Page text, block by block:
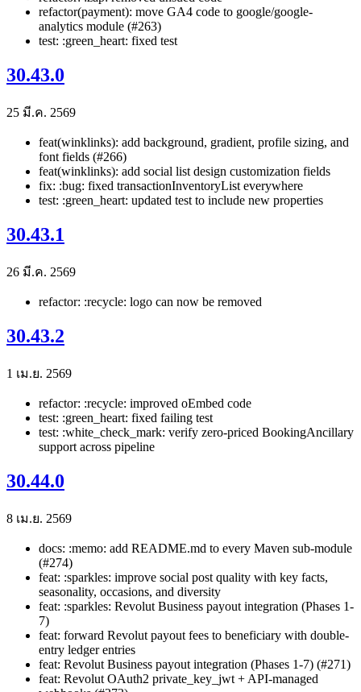
refactor(payment): move GA4 code to google/google-
analytics module (#263)
test: :green_heart: fixed test
30.43.0
25 มี.ค. 2569
feat(winklinks): add background, gradient, profile sizing, and
font fields (#266)
feat(winklinks): add social list design customization fields
fix: :bug: fixed transactionInventoryList everywhere
test: :green_heart: updated test to include new properties
30.43.1
26 มี.ค. 2569
refactor: :recycle: logo can now be removed
30.43.2
1 เม.ย. 2569
refactor: :recycle: improved oEmbed code
test: :green_heart: fixed failing test
test: :white_check_mark: verify zero-priced BookingAncillary
support across pipeline
30.44.0
8 เม.ย. 2569
docs: :memo: add README.md to every Maven sub-module
(#274)
feat: :sparkles: improve social post quality with key facts,
seasonality, occasions, and diversity
feat: :sparkles: Revolut Business payout integration (Phases 1-
7)
feat: forward Revolut payout fees to beneficiary with double-
entry ledger entries
feat: Revolut Business payout integration (Phases 1-7) (#271)
feat: Revolut OAuth2 private_key_jwt + API-managed